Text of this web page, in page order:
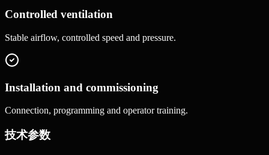
Controlled ventilation
Stable airflow, controlled speed and pressure.
Installation and commissioning
Connection, programming and operator training.
技术参数